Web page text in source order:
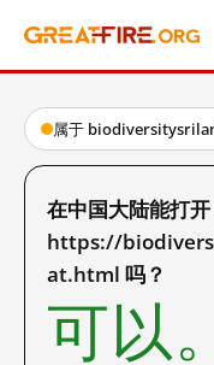
属于
在中国大陆能打开
https://
at.html 吗？
可以。